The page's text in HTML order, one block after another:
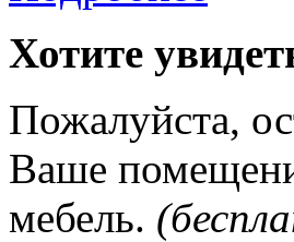
Хотите
Пожалуйста,
Ваше
мебель.